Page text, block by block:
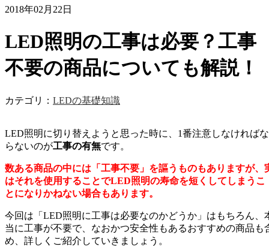
2018年02月22日
LED照明の工事は必要？工事
不要の商品についても解説！
カテゴリ： LEDの基礎知識
LED照明に切り替えようと思った時に、1番注意しなければな
らないのが工事の有無です。
数ある商品の中には「工事不要」を謳うものもありますが、
はそれを使用することでLED照明の寿命を短くしてしまうこ
とになりかねない場合もあります。
今回は「LED照明に工事は必要なのかどうか」はもちろん、
当に工事が不要で、なおかつ安全性もあるおすすめの商品も
め、詳しくご紹介していきましょう。